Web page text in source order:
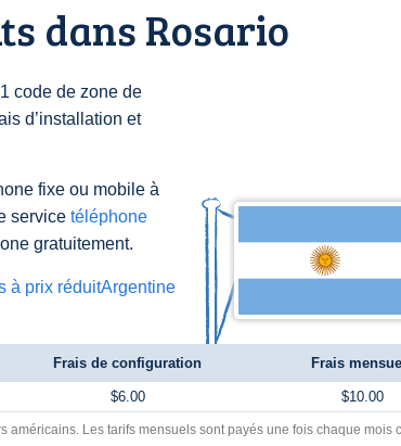
dans Rosario
code de zone de
d’installation et
fixe ou mobile à
service téléphone
gratuitement.
à prix réduitArgentine
Frais de configuration Frais
$6.00 $10.00
américains. Les tarifs mensuels sont payés une fois chaque mois